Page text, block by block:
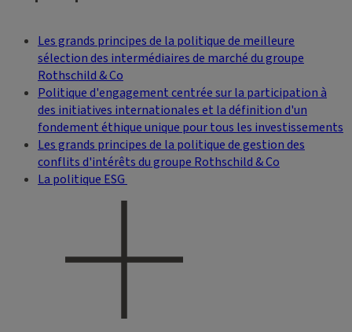
Les grands principes de la politique de meilleure
sélection des intermédiaires de marché du groupe
Rothschild & Co
Politique d'engagement centrée sur la participation à
des initiatives internationales et la définition d'un
fondement éthique unique pour tous les investissements
Les grands principes de la politique de gestion des
conflits d'intérêts du groupe Rothschild & Co
La politique ESG